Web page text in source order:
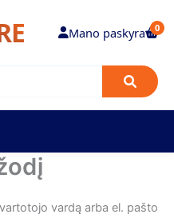
Mano paskyra 0
vardą arba el. pašto
Privalomas